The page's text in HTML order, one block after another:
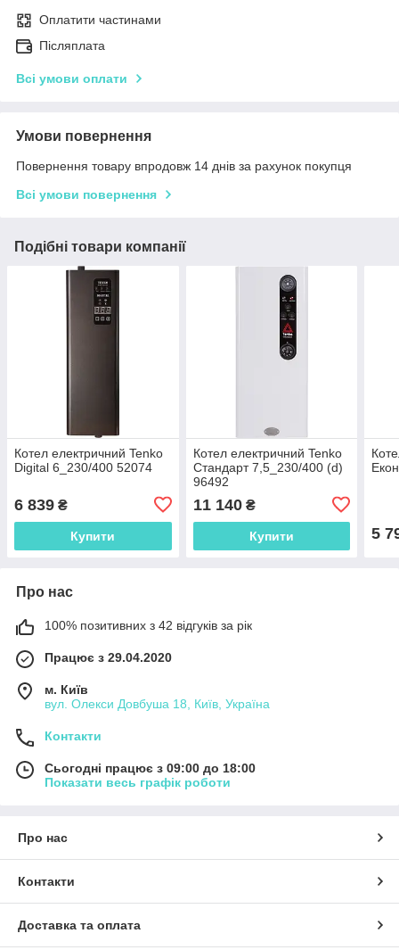
Оплатити частинами
Післяплата
Всі умови оплати
Умови повернення
Повернення товару впродовж 14 днів за рахунок покупця
Всі умови повернення
Подібні товари компанії
Котел електричний Tenko
Digital 6_230/400 52074
6 839 ₴
Купити
Котел електричний Tenko
Cтандарт 7,5_230/400 (d)
96492
11 140₴
Купити 5
Про нас
100% позитивних з 42 відгуків за рік
Працює з 29.04.2020
м. Київ
вул. Олекси Довбуша 18, Київ, Україна
Контакти
Сьогодні працює з 09:00 до 18:00
Показати весь графік роботи
Про нас
Контакти
Доставка та оплата